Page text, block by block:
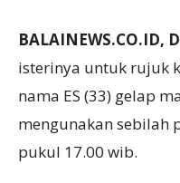
BALAINEWS.CO.ID,
isterinya untuk rujuk
nama ES (33) gelap
mengunakan sebilah
pukul 17.00 wib.